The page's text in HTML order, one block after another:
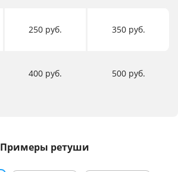
250 руб. 350 руб.
400 руб. 500 руб.
Примеры ретуши